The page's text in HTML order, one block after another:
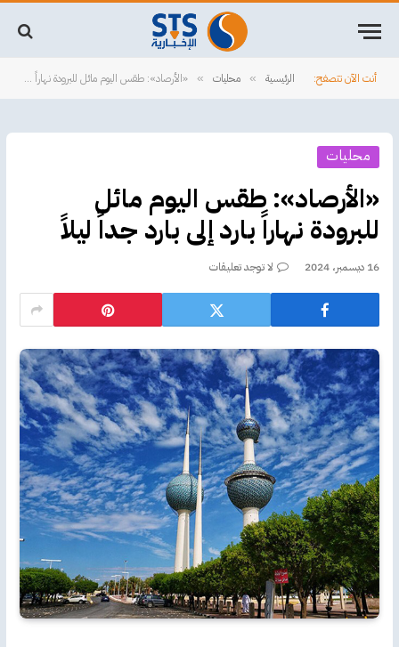
أنت الآن تتصفح: الرئيسية » محليات » «الأرصاد»: طقس اليوم مائل للبرودة نهاراً بارد إلى بارد جداً ليلاً
محليات
«الأرصاد»: طقس اليوم مائل
للبرودة نهاراً بارد إلى بارد جداً ليلاً
16 ديسمبر، 2024 لا توجد تعليقات